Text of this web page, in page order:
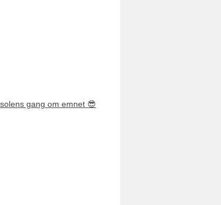
gang om emnet 😎